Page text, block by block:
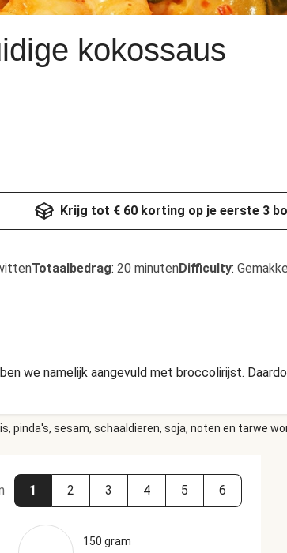
kokossaus
Krijg tot € 60 korting op je eerste 3
Totaalbedrag: 20 minutenDifficulty:
we namelijk aangevuld met broccolirijst.
pinda's, sesam, schaaldieren, soja, noten en tarwe
1 2 3 4 5 6
150 gram